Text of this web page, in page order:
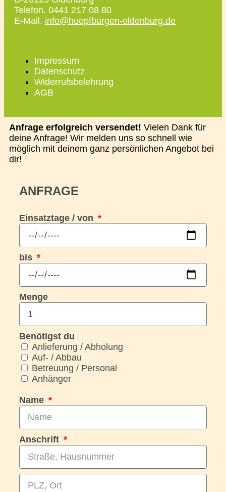
Telefon. 0441 217 08 80
E-Mail. info@huepfburgen-oldenburg.de
Impressum
Datenschutz
Widerrufsbelehrung
AGB
Anfrage erfolgreich versendet! Vielen Dank für
deine Anfrage! Wir melden uns so schnell wie
möglich mit deinem ganz persönlichen Angebot bei
dir!
ANFRAGE
Einsatztage / von
bis
Menge
Benötigst du
Anlieferung / Abholung
Auf- / Abbau
Betreuung / Personal
Anhänger
Name
Anschrift